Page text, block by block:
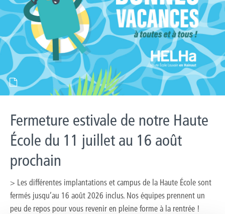
Fermeture estivale de notre Haute
École du 11 juillet au 16 août
prochain
> Les différentes implantations et campus de la Haute École sont
fermés jusqu’au 16 août 2026 inclus. Nos équipes prennent un
peu de repos pour vous revenir en pleine forme à la rentrée !